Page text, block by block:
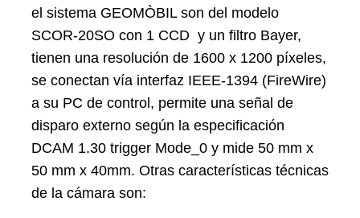
el sistema GEOMÒBIL son del modelo
SCOR-20SO con 1 CCD y un filtro Bayer,
tienen una resolución de 1600 x 1200 píxeles,
se conectan vía interfaz IEEE-1394 (FireWire)
a su PC de control, permite una señal de
disparo externo según la especificación
DCAM 1.30 trigger Mode_0 y mide 50 mm x
50 mm x 40mm. Otras características técnicas
de la cámara son: